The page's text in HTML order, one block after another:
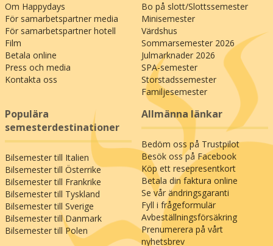
Om Happydays
För samarbetspartner media
För samarbetspartner hotell
Film
Betala online
Press och media
Kontakta oss
Bo på slott/Slottssemester
Minisemester
Värdshus
Sommarsemester 2026
Julmarknader 2026
SPA-semester
Storstadssemester
Familjesemester
Populära
semesterdestinationer
Bilsemester till Italien
Bilsemester till Österrike
Bilsemester till Frankrike
Bilsemester till Tyskland
Bilsemester till Sverige
Bilsemester till Danmark
Bilsemester till Polen
Allmänna länkar
Bedöm oss på Trustpilot
Besök oss på Facebook
Köp ett resepresentkort
Betala din faktura online
Se vår ändringsgaranti
Fyll i frågeformulär
Avbeställningsförsäkring
Prenumerera på vårt
nyhetsbrev